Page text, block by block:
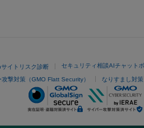
イトリスク診断 セキュリティ相談AIチャット
攻撃対策（GMO Flatt Security） なりすまし対策